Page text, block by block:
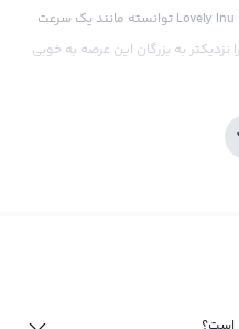
کرده است. تنها در چند ماه از شروع فعالیت، Lovely Inu توانسته مانند یک سرعت
نزدیکتر به بزرگان این عرصه به خوبی
در سبد ارزهای دیجیتال شما
و تحقیقات بیشتری است. در این